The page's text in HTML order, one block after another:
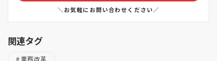
＼お気軽にお問い合わせください／
関連タグ
業務改革